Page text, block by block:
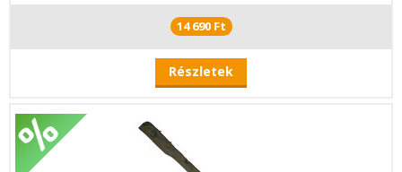
14 690 Ft
Részletek